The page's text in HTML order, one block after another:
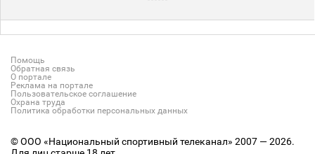
Помощь
Обратная связь
О портале
Реклама на портале
Пользовательское соглашение
Охрана труда
Политика обработки персональных данных
© ООО «Национальный спортивный телеканал» 2007 — 2026.